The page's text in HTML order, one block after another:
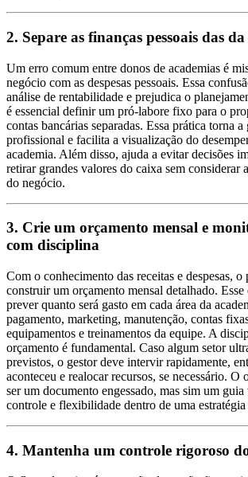
2. Separe as finanças pessoais das
Um erro comum entre donos de academias é
negócio com as despesas pessoais. Essa
análise de rentabilidade e prejudica o
é essencial definir um pró-labore fixo para o
contas bancárias separadas. Essa prática torna a
profissional e facilita a visualização do
academia. Além disso, ajuda a evitar decisões
retirar grandes valores do caixa sem considerar
do negócio.
3. Crie um orçamento mensal e
com disciplina
Com o conhecimento das receitas e despesas, o
construir um orçamento mensal detalhado.
prever quanto será gasto em cada área da
pagamento, marketing, manutenção, contas
equipamentos e treinamentos da equipe. A
orçamento é fundamental. Caso algum setor
previstos, o gestor deve intervir rapidamente,
aconteceu e realocar recursos, se necessário. O
ser um documento engessado, mas sim um
controle e flexibilidade dentro de uma
4. Mantenha um controle rigoroso